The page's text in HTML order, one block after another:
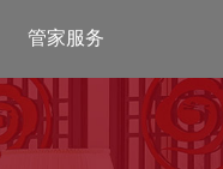
管家服务